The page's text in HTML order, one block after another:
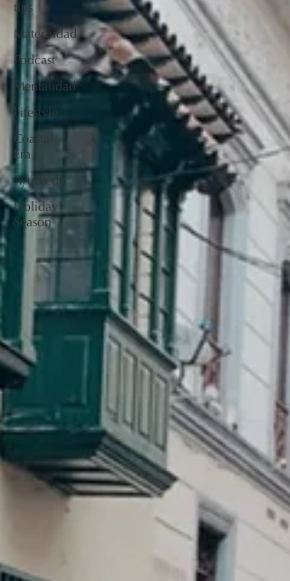
tips
Maternidad
Podcast
Mentalidad
Lifestyle
Coastal
Era
Ayurveda
Holiday
Season